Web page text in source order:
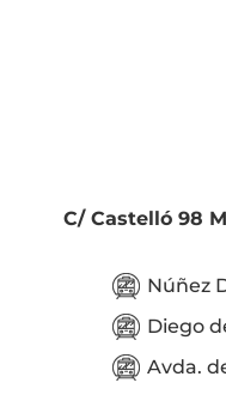
C/ Castelló 98
Núñez
Diego
Avda.